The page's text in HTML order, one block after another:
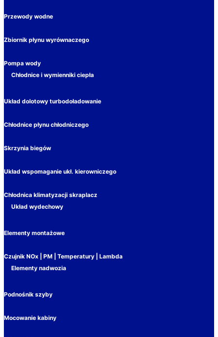
Przewody wodne
Zbiornik płynu wyrównaczego
Pompa wody
Chłodnice i wymienniki ciepła
Układ dolotowy turbodoładowanie
Chłodnice płynu chłodniczego
Skrzynia biegów
Układ wspomaganie ukł. kierowniczego
Chłodnica klimatyzacji skraplacz
Układ wydechowy
Elementy montażowe
Czujnik NOx | PM | Temperatury | Lambda
Elementy nadwozia
Podnośnik szyby
Mocowanie kabiny